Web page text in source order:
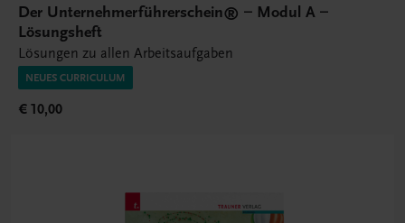
Der Unternehmerführerschein® – Modul A –
Lösungsheft
Lösungen zu allen Arbeitsaufgaben
NEUES CURRICULUM
€ 10,00